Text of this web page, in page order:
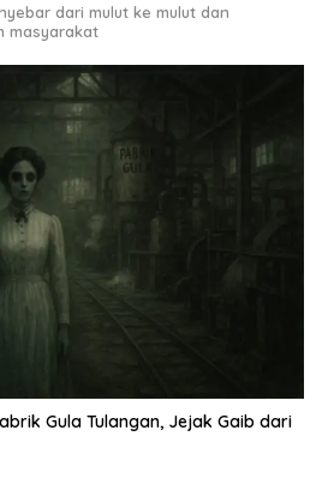
dari mulut ke mulut dan
masyarakat
Gula Tulangan, Jejak Gaib dari